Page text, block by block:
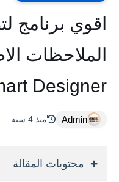
اقوي برنامج
الملاحظات
Designer
Admin منذ 4 سنة
محتويات المقالة